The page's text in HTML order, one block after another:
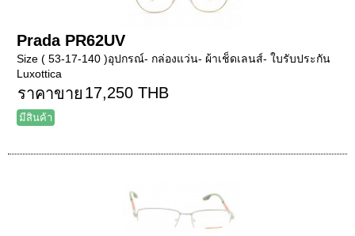
Prada PR62UV
Size ( 53-17-140 )อุปกรณ์- กล่องแว่น- ผ้าเช็ดเลนส์- ใบรับประกัน
Luxottica
ราคาขาย 17,250 THB
มีสินค้า